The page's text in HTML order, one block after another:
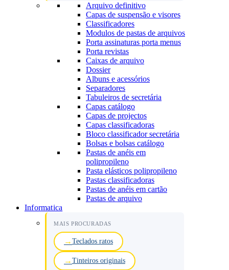
Arquivo definitivo
Capas de suspensão e visores
Classificadores
Modulos de pastas de arquivos
Porta assinaturas porta menus
Porta revistas
Caixas de arquivo
Dossier
Albuns e acessórios
Separadores
Tabuleiros de secretária
Capas catálogo
Capas de projectos
Capas classificadoras
Bloco classificador secretária
Bolsas e bolsas catálogo
Pastas de anéis em
polipropileno
Pasta elásticos polipropileno
Pastas classificadoras
Pastas de anéis em cartão
Pastas de arquivo
Informatica
MAIS PROCURADAS
Teclados ratos
Tinteiros originais